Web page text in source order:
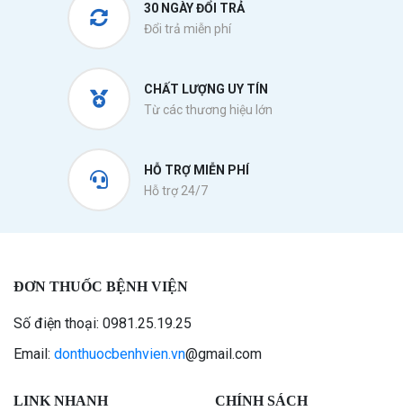
30 NGÀY ĐỔI TRẢ
Đổi trả miễn phí
CHẤT LƯỢNG UY TÍN
Từ các thương hiệu lớn
HỖ TRỢ MIỄN PHÍ
Hỗ trợ 24/7
ĐƠN THUỐC BỆNH VIỆN
Số điện thoại: 0981.25.19.25
Email: donthuocbenhvien.vn@gmail.com
LINK NHANH CHÍNH SÁCH